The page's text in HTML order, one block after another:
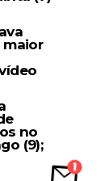
maior
no
(9);